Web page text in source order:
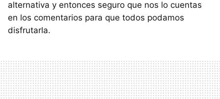
alternativa y entonces seguro que nos lo cuentas
en los comentarios para que todos podamos
disfrutarla.